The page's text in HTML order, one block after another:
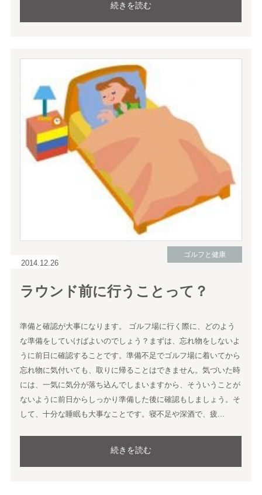
続きを読む
2014.12.26
ゴルフと健康
ラウンド前に行うことって？
準備と確認が大事になります。 ゴルフ場に行く際に、どのよう
な準備をしていけばよいのでしょう？まずは、忘れ物をしないよ
うに前日に確認することです。準備不足でゴルフ場に着いてから
忘れ物に気付いても、取りに帰ることはできません。気づいた時
には、一気に気分が落ち込んでしまいますから、そういうことが
ないように前日からしっかり準備した後に確認もしましょう。そ
して、十分な睡眠も大事なことです。寝不足や深酒で、疲...
続きを読む